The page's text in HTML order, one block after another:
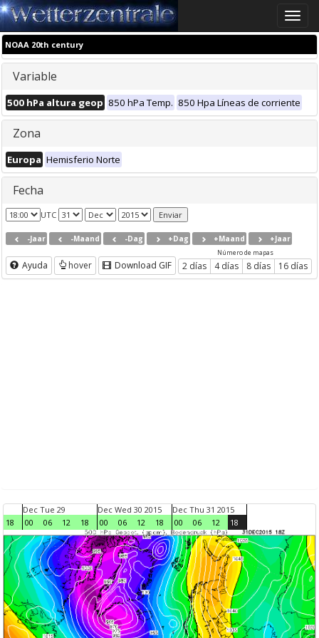
Toggle
NOAA 20th century
Variable
500 hPa altura geop 850 hPa Temp. 850 Hpa Líneas de corriente
Zona
Europa Hemisferio Norte
Fecha
UTC
-Jaar -Maand -Dag +Dag +Maand +Jaar
Ayuda hover Download GIF
Número de mapas
2 días 4 días 8 días 16 días
18
Dec Tue 29
00
06 12 18
Dec Wed 30 2015
00
06 12 18
Dec Thu 31 2015
00
06 12 18